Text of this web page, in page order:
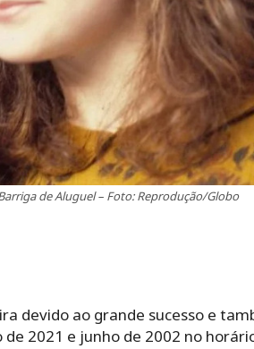
de Aluguel – Foto: Reprodução/Globo
devido ao grande sucesso e
2021 e junho de 2002 no